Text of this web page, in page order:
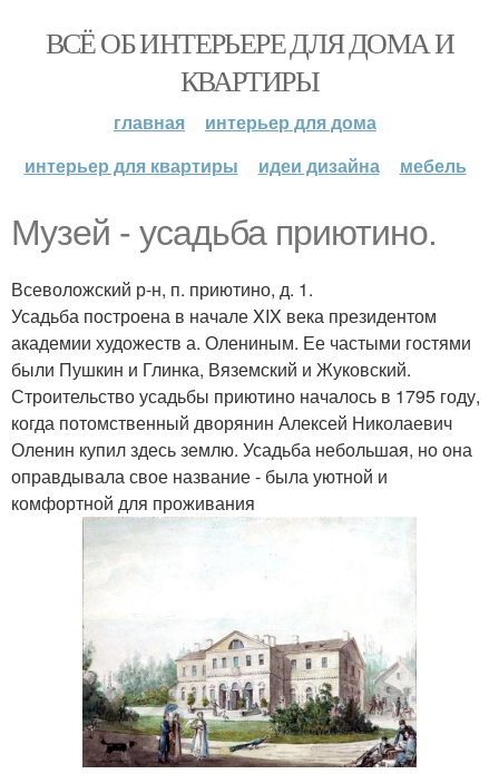
ВСЁ ОБ ИНТЕРЬЕРЕ ДЛЯ ДОМА И
КВАРТИРЫ
главная
интерьер для дома
интерьер для квартиры
идеи дизайна мебель
Музей - усадьба приютино.
Всеволожский р-н, п. приютино, д. 1.
Усадьба построена в начале XIX века президентом
академии художеств а. Олениным. Ее частыми гостями
были Пушкин и Глинка, Вяземский и Жуковский.
Строительство усадьбы приютино началось в 1795 году,
когда потомственный дворянин Алексей Николаевич
Оленин купил здесь землю. Усадьба небольшая, но она
оправдывала свое название - была уютной и
комфортной для проживания